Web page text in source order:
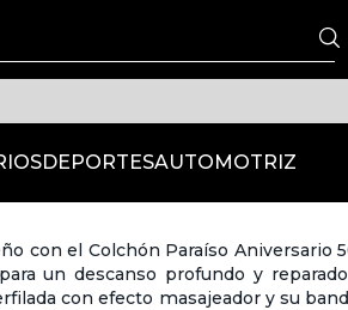
DEPORTESAUTOMOTRIZ
con el Colchón Paraíso Aniversario
un descanso profundo y
con efecto masajeador y su